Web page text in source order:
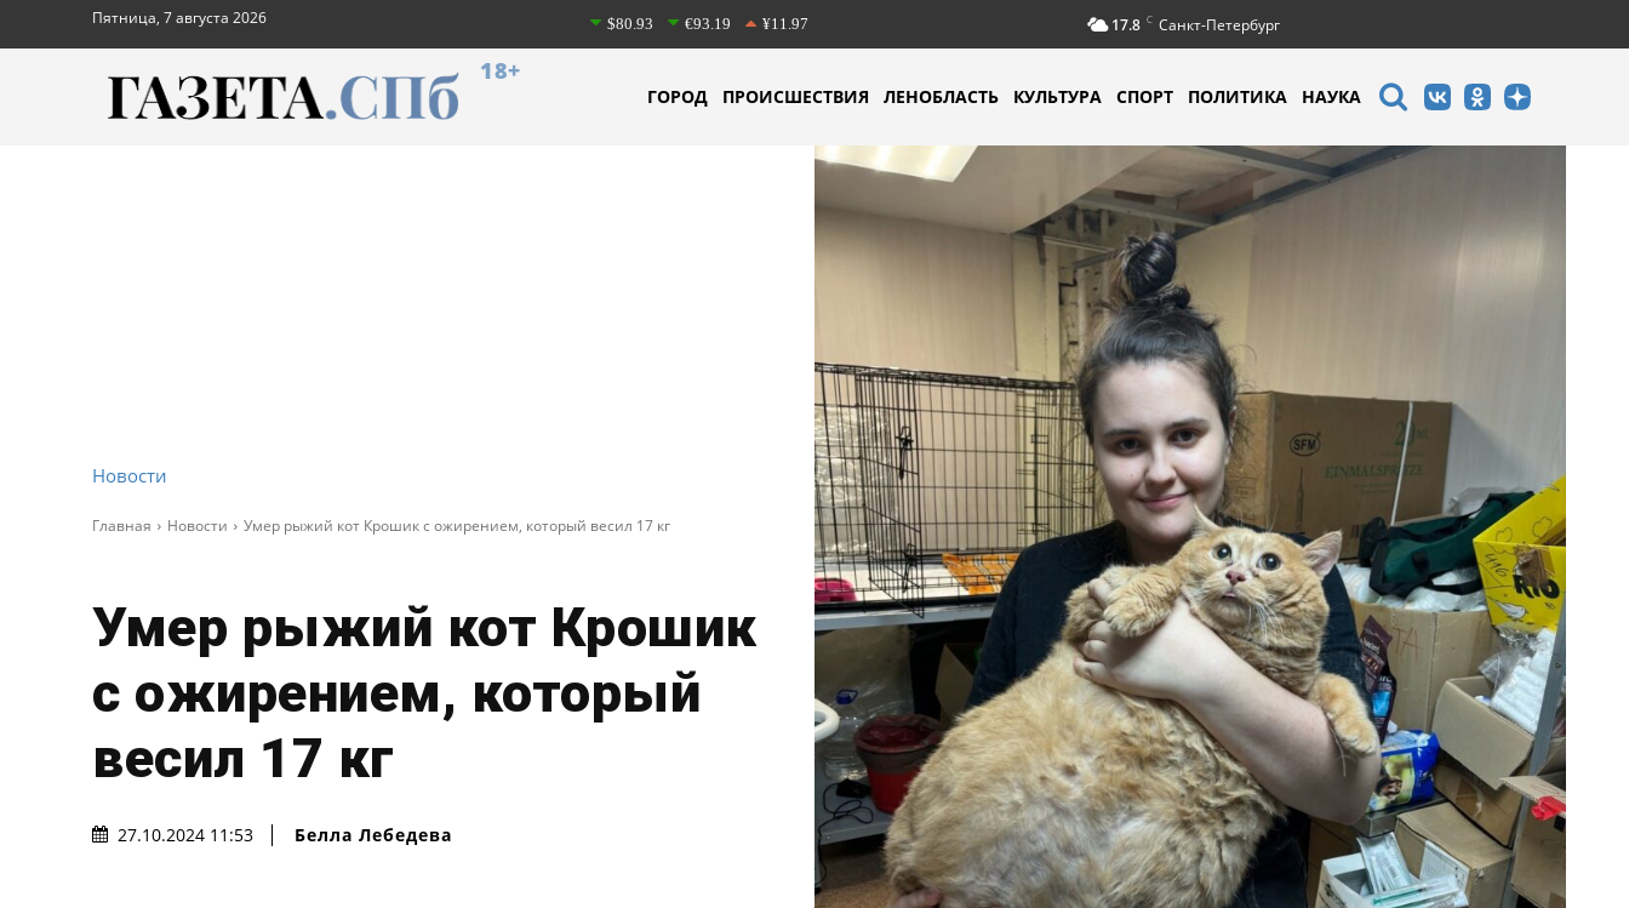
Пятница, 7 августа 2026 $80.93 €93.19 ¥11.97 17.8 C Санкт-Петербург
18+
ГОРОД ПРОИСШЕСТВИЯ ЛЕНОБЛАСТЬ КУЛЬТУРА СПОРТ ПОЛИТИКА НАУКА
Новости
Главная Новости Умер рыжий кот Крошик с ожирением, который весил 17 кг
Умер рыжий кот Крошик
с ожирением, который
весил 17 кг
27.10.2024 11:53 Белла Лебедева